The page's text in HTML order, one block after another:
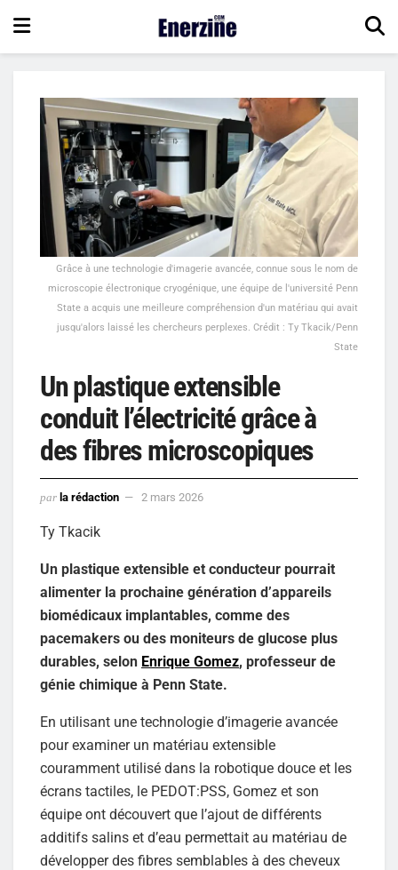
Grâce à une technologie d'imagerie avancée, connue sous le nom de
microscopie électronique cryogénique, une équipe de l'université Penn
State a acquis une meilleure compréhension d'un matériau qui avait
jusqu'alors laissé les chercheurs perplexes. Crédit : Ty Tkacik/Penn
State
Un plastique extensible
conduit l’électricité grâce à
des fibres microscopiques
par la rédaction 2 mars 2026
Ty Tkacik
Un plastique extensible et conducteur pourrait
alimenter la prochaine génération d’appareils
biomédicaux implantables, comme des
pacemakers ou des moniteurs de glucose plus
durables, selon Enrique Gomez, professeur de
génie chimique à Penn State.
En utilisant une technologie d’imagerie avancée
pour examiner un matériau extensible
couramment utilisé dans la robotique douce et les
écrans tactiles, le PEDOT:PSS, Gomez et son
équipe ont découvert que l’ajout de différents
additifs salins et d’eau permettait au matériau de
développer des fibres semblables à des cheveux